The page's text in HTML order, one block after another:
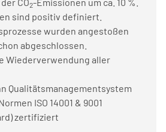
2
sind positiv definiert.
wurden angestoßen
abgeschlossen.
Wiederverwendung aller
Qualitätsmanagementsystem
ISO 14001 & 9001
zertifiziert